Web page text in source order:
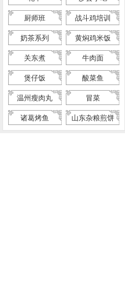
厨师班
战斗鸡培训
奶茶系列
黄焖鸡米饭
关东煮
牛肉面
煲仔饭
酸菜鱼
温州瘦肉丸
冒菜
诸葛烤鱼
山东杂粮煎饼